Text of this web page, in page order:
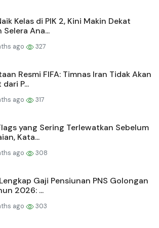
Kelas di PIK 2, Kini Makin Dekat
Selera Ana...
ago 327
Resmi FIFA: Timnas Iran Tidak Akan
P...
ago 317
yang Sering Terlewatkan Sebelum
Kata...
ago 308
Gaji Pensiunan PNS Golongan
2026: ...
ago 303